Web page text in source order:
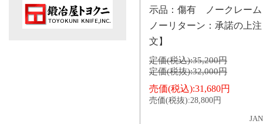
示品：傷有 ノークレーム
ノーリターン：承諾の上注
文】
定価(税込):35,200円
定価(税抜):32,000円
売価(税込):31,680円
売価(税抜):28,800円